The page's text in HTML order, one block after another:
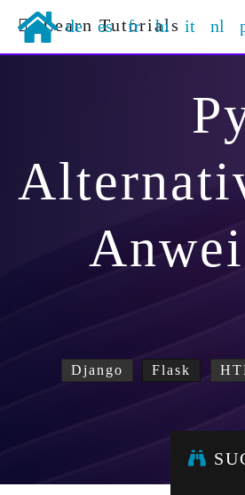
Learn Tutorials
de es fr hi it nl
Django Flask